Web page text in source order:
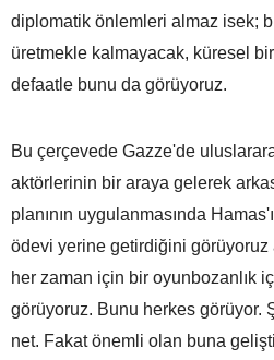
diplomatik önlemleri almaz isek;
üretmekle kalmayacak, küresel
defaatle bunu da görüyoruz.
Bu çerçevede Gazze'de
aktörlerinin bir araya gelerek
planının uygulanmasında
ödevi yerine getirdiğini
her zaman için bir oyunbozanlık
görüyoruz. Bunu herkes görüyor.
net. Fakat önemli olan buna